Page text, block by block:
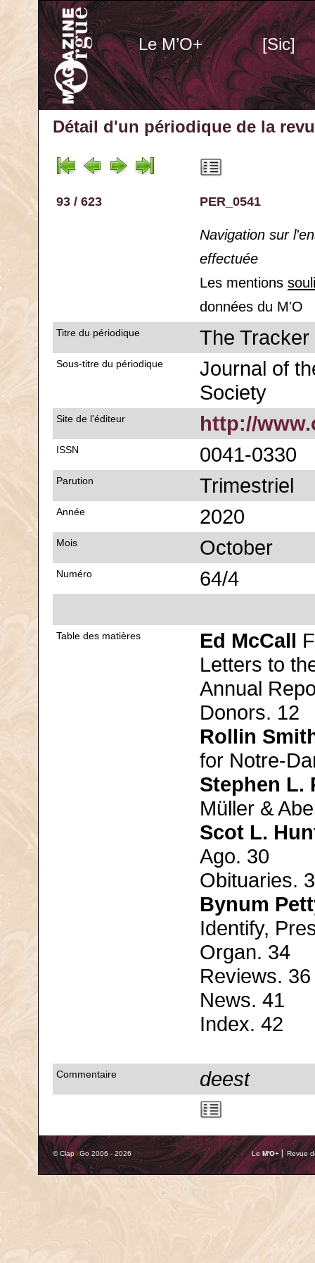
Le M’O+ [Sic]
Détail d'un périodique de la
93 / 623 PER_0541
Navigation sur
effectuée
Les mentions
données du M'O
Titre du périodique The Tracker
Sous-titre du périodique
Journal of
Society
Site de l'éditeur http://
ISSN 0041-0330
Parution Trimestriel
Année 2020
Mois October
Numéro 64/4
Table des matières Ed McCall
Letters to
Annual
Donors. 12
Rollin
for Notre-
Stephen L.
Müller &
Scot L.
Ago. 30
Obituaries.
Bynum
Identify,
Organ. 34
Reviews. 36
News. 41
Index. 42
Commentaire deest
© Clap&Go 2006 - 2026 Le M'O+ ⎢ Revue